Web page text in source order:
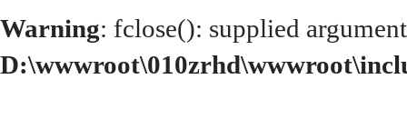
Warning: fclose(): supplied